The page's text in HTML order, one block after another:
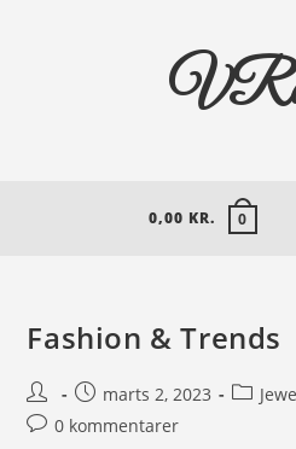
0,00 KR. 0
Fashion & Trends
marts 2, 2023
0 kommentarer